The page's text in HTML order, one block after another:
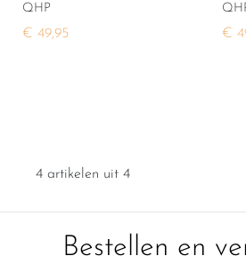
QHP
€ 49,95 €
4 artikelen uit 4
Bestellen en